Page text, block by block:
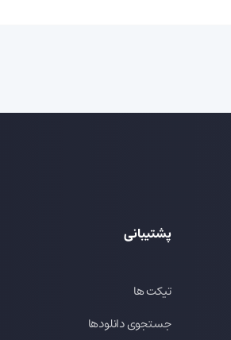
پشتیبانی
تیکت ها
جستجوی دانلودها